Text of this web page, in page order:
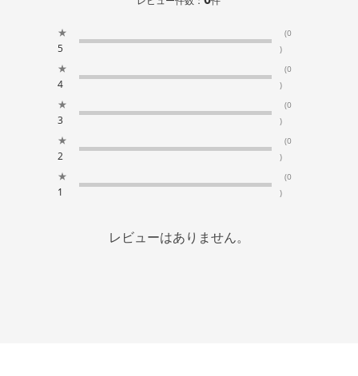
★
5
(0
)
★
4
(0
)
★
3
(0
)
★
2
(0
)
★
1
(0
)
レビューはありません。